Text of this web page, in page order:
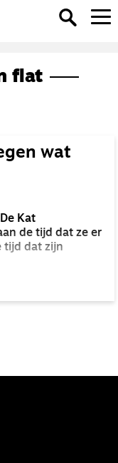
flat
wat
Kat
de tijd dat ze er
tijd dat zijn